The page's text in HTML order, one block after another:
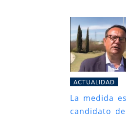
ACTUALIDAD
La medida
candidato